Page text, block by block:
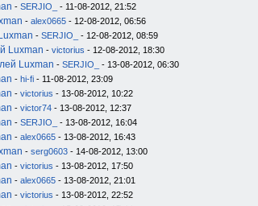
- SERJIO_ - 11-08-2012, 21:52
- alex0665 - 12-08-2012, 06:56
- SERJIO_ - 12-08-2012, 08:59
Luxman - victorius - 12-08-2012, 18:30
Luxman - SERJIO_ - 13-08-2012, 06:30
- hi-fi - 11-08-2012, 23:09
- victorius - 13-08-2012, 10:22
- victor74 - 13-08-2012, 12:37
- SERJIO_ - 13-08-2012, 16:04
- alex0665 - 13-08-2012, 16:43
- serg0603 - 14-08-2012, 13:00
- victorius - 13-08-2012, 17:50
- alex0665 - 13-08-2012, 21:01
- victorius - 13-08-2012, 22:52